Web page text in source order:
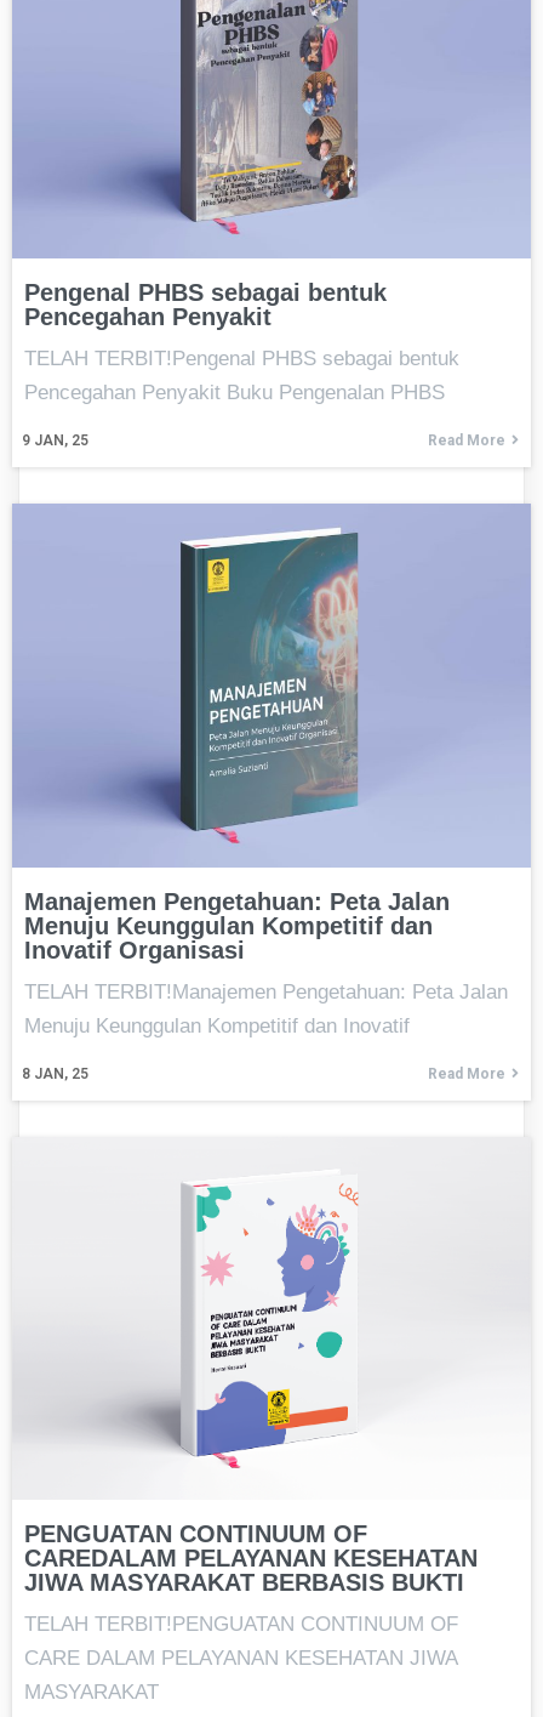
Pengenal PHBS sebagai bentuk
Pencegahan Penyakit
9 JAN, 25
TELAH TERBIT!Pengenal PHBS sebagai bentuk
Pencegahan Penyakit Buku Pengenalan PHBS
Read More
Manajemen Pengetahuan: Peta Jalan
Menuju Keunggulan Kompetitif dan
Inovatif Organisasi
8 JAN, 25
TELAH TERBIT!Manajemen Pengetahuan: Peta Jalan
Menuju Keunggulan Kompetitif dan Inovatif
Read More
PENGUATAN CONTINUUM OF
CAREDALAM PELAYANAN KESEHATAN
JIWA MASYARAKAT BERBASIS BUKTI
TELAH TERBIT!PENGUATAN CONTINUUM OF
CARE DALAM PELAYANAN KESEHATAN JIWA
MASYARAKAT